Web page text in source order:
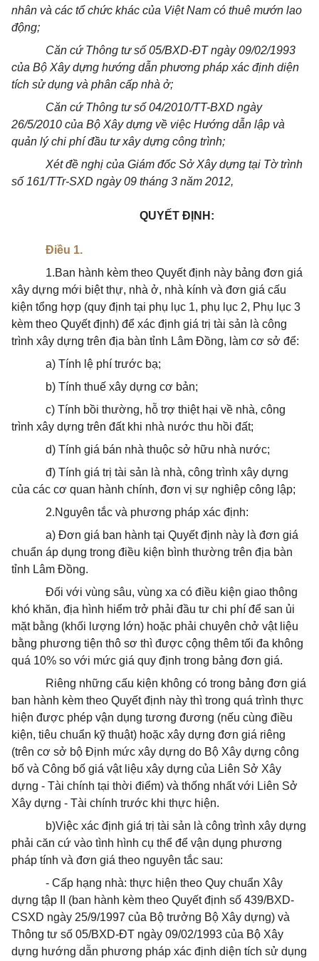
nhân và các tổ chức khác của Việt Nam có thuê mướn lao
động;
Căn cứ Thông tư số 05/BXD-ĐT ngày 09/02/1993
của Bộ Xây dựng hướng dẫn phương pháp xác định diện
tích sử dụng và phân cấp nhà ở;
Căn cứ Thông tư số 04/2010/TT-BXD ngày
26/5/2010 của Bộ Xây dựng về việc Hướng dẫn lập và
quản lý chi phí đầu tư xây dựng công trình;
Xét đề nghị của Giám đốc Sở Xây dựng tại Tờ trình
số 161/TTr-SXD ngày 09 tháng 3 năm 2012,
QUYẾT ĐỊNH:
Điều 1.
1.Ban hành kèm theo Quyết định này bảng đơn giá
xây dựng mới biệt thự, nhà ở, nhà kính và đơn giá cấu
kiện tổng hợp (quy định tại phụ lục 1, phụ lục 2, Phụ lục 3
kèm theo Quyết định) để xác định giá trị tài sản là công
trình xây dựng trên địa bàn tỉnh Lâm Đồng, làm cơ sở để:
a) Tính lệ phí trước bạ;
b) Tính thuế xây dựng cơ bản;
c) Tính bồi thường, hỗ trợ thiệt hại về nhà, công
trình xây dựng trên đất khi nhà nước thu hồi đất;
d) Tính giá bán nhà thuộc sở hữu nhà nước;
đ) Tính giá trị tài sản là nhà, công trình xây dựng
của các cơ quan hành chính, đơn vị sự nghiệp công lập;
2.Nguyên tắc và phương pháp xác định:
a) Đơn giá ban hành tại Quyết định này là đơn giá
chuẩn áp dụng trong điều kiện bình thường trên địa bàn
tỉnh Lâm Đồng.
Đối với vùng sâu, vùng xa có điều kiện giao thông
khó khăn, địa hình hiểm trở phải đầu tư chi phí để san ủi
mặt bằng (khối lượng lớn) hoặc phải chuyên chở vật liệu
bằng phương tiện thô sơ thì được cộng thêm tối đa không
quá 10% so với mức giá quy định trong bảng đơn giá.
Riêng những cấu kiện không có trong bảng đơn giá
ban hành kèm theo Quyết định này thì trong quá trình thực
hiện được phép vận dụng tương đương (nếu cùng điều
kiện, tiêu chuẩn kỹ thuật) hoặc xây dựng đơn giá riêng
(trên cơ sở bộ Định mức xây dựng do Bộ Xây dựng công
bố và Công bố giá vật liệu xây dựng của Liên Sở Xây
dựng - Tài chính tại thời điểm) và thống nhất với Liên Sở
Xây dựng - Tài chính trước khi thực hiện.
b)Việc xác định giá trị tài sản là công trình xây dựng
phải căn cứ vào tình hình cụ thể để vận dụng phương
pháp tính và đơn giá theo nguyên tắc sau:
- Cấp hạng nhà: thực hiện theo Quy chuẩn Xây
dựng tập II (ban hành kèm theo Quyết định số 439/BXD-
CSXD ngày 25/9/1997 của Bộ trưởng Bộ Xây dựng) và
Thông tư số 05/BXD-ĐT ngày 09/02/1993 của Bộ Xây
dựng hướng dẫn phương pháp xác định diện tích sử dụng